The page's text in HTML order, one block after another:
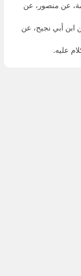
قدامة، عن منصور، عن
ابن أبي نجيح، عن